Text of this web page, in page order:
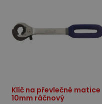
Klíč na převlečné matice
10mm ráčnový